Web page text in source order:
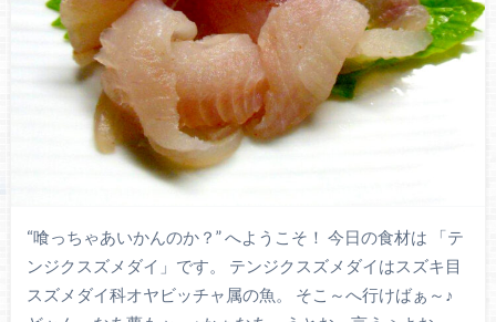
“喰っちゃあいかんのか？” へようこそ！ 今日の食材は 「テ
ンジクスズメダイ」です。 テンジクスズメダイはスズキ目
スズメダイ科オヤビッチャ属の魚。 そこ～へ行けばぁ～♪